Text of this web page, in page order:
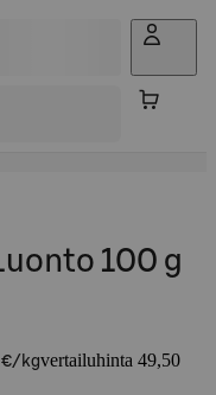
100 g
€/kgvertailuhinta 49,50